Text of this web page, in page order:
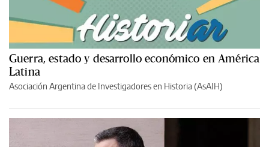
Guerra, estado y desarrollo económico en América
Latina
Asociación Argentina de Investigadores en Historia (AsAIH)